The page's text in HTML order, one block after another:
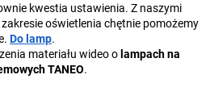
kwestia ustawienia. Z naszymi
oświetlenia chętnie pomożemy
Do lamp.
materiału wideo olampach na
TANEO.